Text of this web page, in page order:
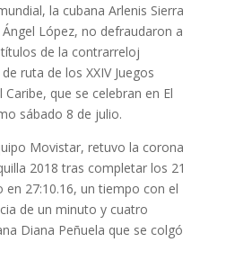
la cubana Arlenis Sierra
López, no defraudaron a
de la contrarreloj
ruta de los XXIV Juegos
que se celebran en El
sábado 8 de julio.
Movistar, retuvo la corona
2018 tras completar los 21
27:10.16, un tiempo con el
de un minuto y cuatro
Diana Peñuela que se colgó